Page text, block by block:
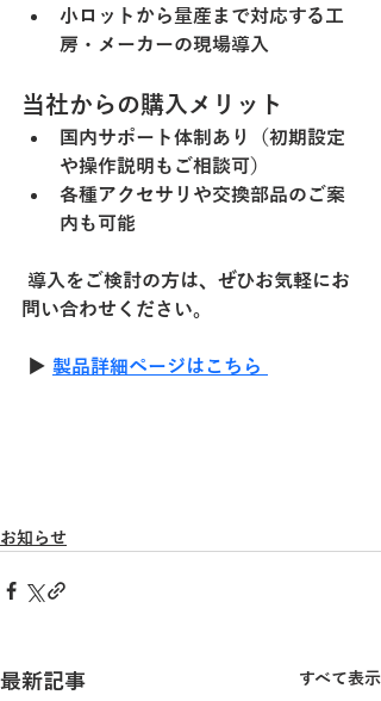
小ロットから量産まで対応する工
房・メーカーの現場導入
当社からの購入メリット
国内サポート体制あり（初期設定
や操作説明もご相談可）
各種アクセサリや交換部品のご案
内も可能
導入をご検討の方は、ぜひお気軽にお
問い合わせください。
▶ 製品詳細ページはこちら
お知らせ
最新記事 すべて表示